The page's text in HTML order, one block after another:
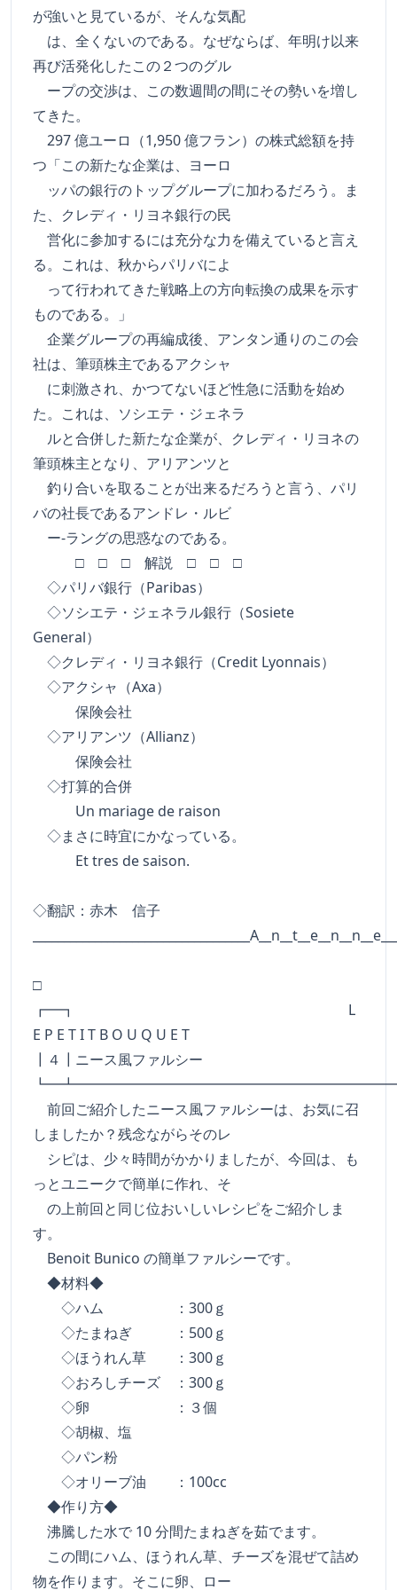
が強いと見ているが、そんな気配
は、全くないのである。なぜならば、年明け以来
再び活発化したこの２つのグル
ープの交渉は、この数週間の間にその勢いを増し
てきた。
297 億ユーロ（1,950 億フラン）の株式総額を持
つ「この新たな企業は、ヨーロ
ッパの銀行のトップグループに加わるだろう。ま
た、クレディ・リヨネ銀行の民
営化に参加するには充分な力を備えていると言え
る。これは、秋からパリバによ
って行われてきた戦略上の方向転換の成果を示す
ものである。」
企業グループの再編成後、アンタン通りのこの会
社は、筆頭株主であるアクシャ
に刺激され、かつてないほど性急に活動を始め
た。これは、ソシエテ・ジェネラ
ルと合併した新たな企業が、クレディ・リヨネの
筆頭株主となり、アリアンツと
釣り合いを取ることが出来るだろうと言う、パリ
バの社長であるアンドレ・ルビ
ー-ラングの思惑なのである。
□ □ □ 解説 □ □ □
◇パリバ銀行（Paribas）
◇ソシエテ・ジェネラル銀行（Sosiete
General）
◇クレディ・リヨネ銀行（Credit Lyonnais）
◇アクシャ（Axa）
保険会社
◇アリアンツ（Allianz）
保険会社
◇打算的合併
Un mariage de raison
◇まさに時宜にかなっている。
Et tres de saison.
◇翻訳：赤木 信子
□
┏━┓ L
E P E T I T B O U Q U E T
┃４┃ニース風ファルシー
前回ご紹介したニース風ファルシーは、お気に召
しましたか？残念ながらそのレ
シピは、少々時間がかかりましたが、今回は、も
っとユニークで簡単に作れ、そ
の上前回と同じ位おいしいレシピをご紹介しま
す。
Benoit Bunico の簡単ファルシーです。
◆材料◆
◇ハム ：300ｇ
◇たまねぎ ：500ｇ
◇ほうれん草 ：300ｇ
◇おろしチーズ ：300ｇ
◇卵 ：３個
◇胡椒、塩
◇パン粉
◇オリーブ油 ：100cc
◆作り方◆
沸騰した水で 10 分間たまねぎを茹でます。
この間にハム、ほうれん草、チーズを混ぜて詰め
物を作ります。そこに卵、ロー